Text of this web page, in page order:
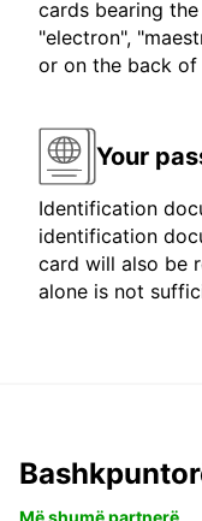
cards bearing
"electron",
or on the back
Your
Identification
identification
card will also be
alone is not